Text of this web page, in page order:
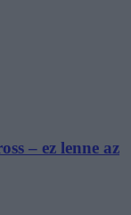
– ez lenne az